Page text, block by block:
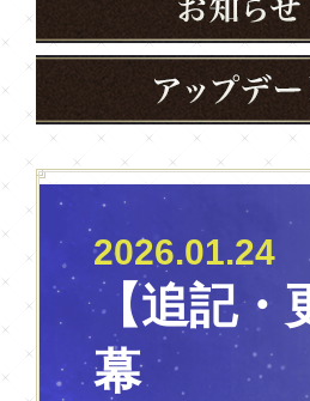
2026.01.24
【追記・
幕